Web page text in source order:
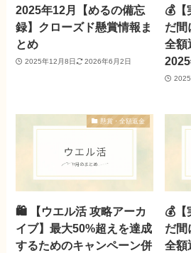
2025年12月【めるの備忘
録】クローズド懸賞情報ま
とめ
2025年12月8日 2026年6月2日
💰【
だ間
全額
懸賞・全額返金
🛍️ 【ウエル活 攻略アーカ
イブ】最大50%超えを達成
するためのキャンペーン併
💰【
だ間
全額